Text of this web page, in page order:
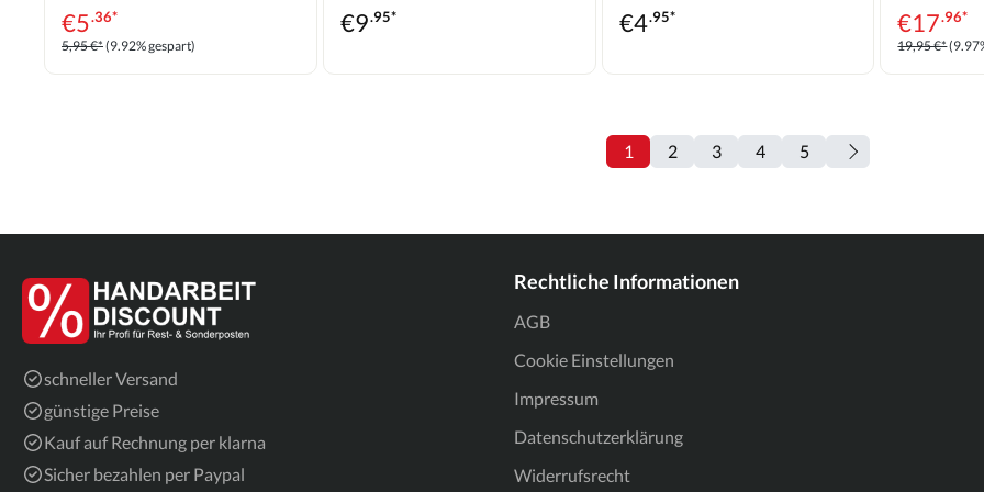
€5.36*
5,95 €*(9.92% gespart)
€9.95* €4.95* €17.96*
19,95 €*
1 2 3 4 5
schneller Versand
günstige Preise
Kauf auf Rechnung per klarna
Sicher bezahlen per Paypal
Rechtliche Informationen
AGB
Cookie Einstellungen
Impressum
Datenschutzerklärung
Widerrufsrecht